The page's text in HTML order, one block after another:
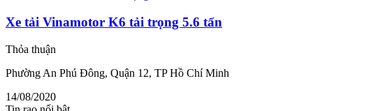
Xe tải Vinamotor K6 tải trọng 5.6 tấn
Thỏa thuận
Phường An Phú Đông, Quận 12, TP Hồ Chí Minh
14/08/2020